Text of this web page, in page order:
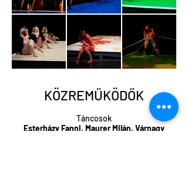
KÖZREMŰKÖDŐK
Táncosok
Esterházy Fanni, Maurer Milán, Várnagy